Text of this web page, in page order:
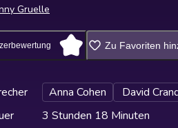
Gruelle
Zu Favoriten
Anna Cohen David
3 Stunden 18 Minuten